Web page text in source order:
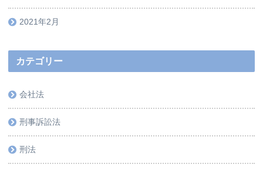
2021年2月
カテゴリー
会社法
刑事訴訟法
刑法